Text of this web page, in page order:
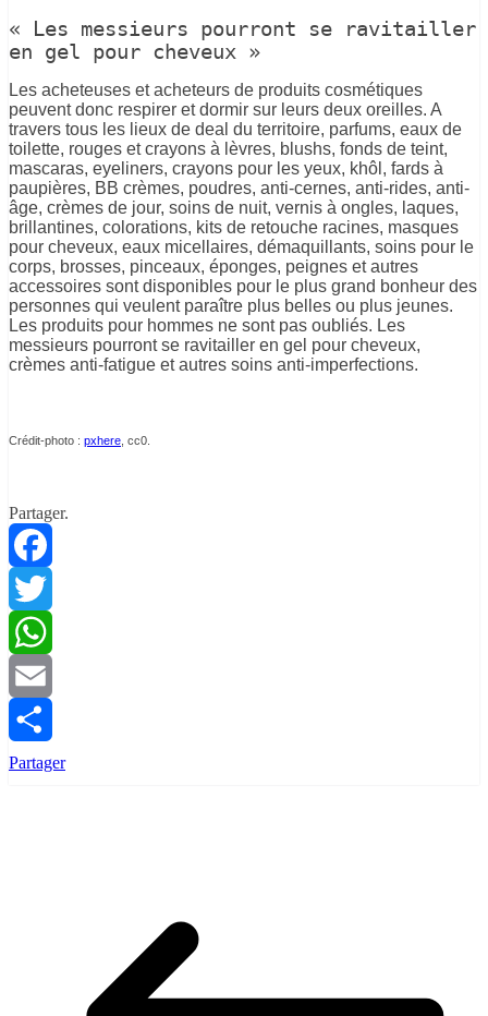
« Les messieurs pourront se ravitailler
en gel pour cheveux »
Les acheteuses et acheteurs de produits cosmétiques
peuvent donc respirer et dormir sur leurs deux oreilles. A
travers tous les lieux de deal du territoire, parfums, eaux de
toilette, rouges et crayons à lèvres, blushs, fonds de teint,
mascaras, eyeliners, crayons pour les yeux, khôl, fards à
paupières, BB crèmes, poudres, anti-cernes, anti-rides, anti-
âge, crèmes de jour, soins de nuit, vernis à ongles, laques,
brillantines, colorations, kits de retouche racines, masques
pour cheveux, eaux micellaires, démaquillants, soins pour le
corps, brosses, pinceaux, éponges, peignes et autres
accessoires sont disponibles pour le plus grand bonheur des
personnes qui veulent paraître plus belles ou plus jeunes.
Les produits pour hommes ne sont pas oubliés. Les
messieurs pourront se ravitailler en gel pour cheveux,
crèmes anti-fatigue et autres soins anti-imperfections.
Crédit-photo : pxhere , cc0.
Partager.
Facebook
Twitter
WhatsApp
Email
Partager